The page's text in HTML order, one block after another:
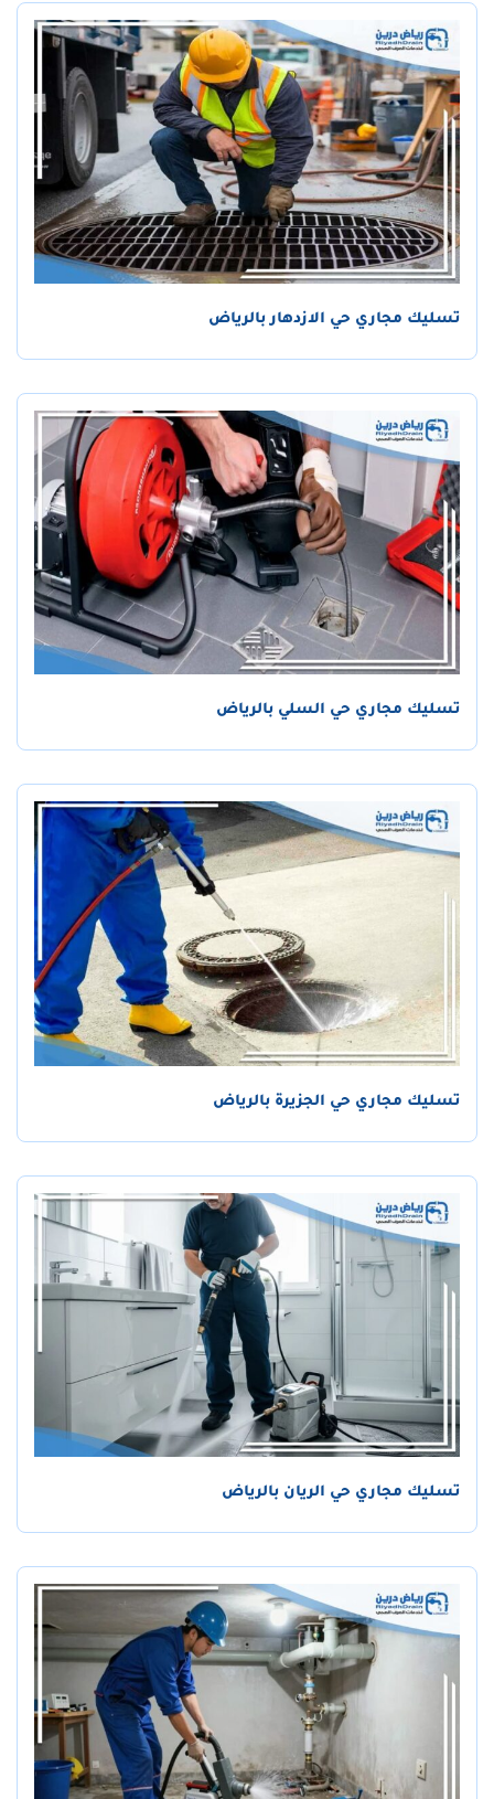
تسليك مجاري حي الازدهار بالرياض
تسليك مجاري حي السلي بالرياض
تسليك مجاري حي الجزيرة بالرياض
تسليك مجاري حي الريان بالرياض